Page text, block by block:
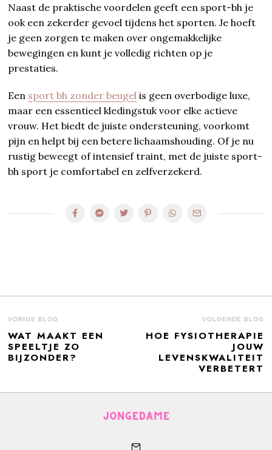
Naast de praktische voordelen geeft een sport-bh je
ook een zekerder gevoel tijdens het sporten. Je hoeft
je geen zorgen te maken over ongemakkelijke
bewegingen en kunt je volledig richten op je
prestaties.
Een sport bh zonder beugel is geen overbodige luxe,
maar een essentieel kledingstuk voor elke actieve
vrouw. Het biedt de juiste ondersteuning, voorkomt
pijn en helpt bij een betere lichaamshouding. Of je nu
rustig beweegt of intensief traint, met de juiste sport-
bh sport je comfortabel en zelfverzekerd.
BERICHT
NAVIGATIE
VORIGE BLOG
Previous
post:
WAT MAAKT EEN
SPEELTJE ZO
BIJZONDER?
VOLGENDE BLOG
HOE FYSIOTHERAPIE
JOUW
LEVENSKWALITEIT
VERBETERT